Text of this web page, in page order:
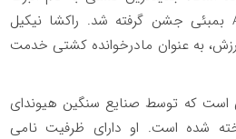
مرسک در پایانه های APM بمبئی جشن گرفته شد. راکشا نیکیل
به عنوان مادرخوانده کشتی خدمت
است که توسط صنایع سنگین هیوندای
شده است. او دارای ظرفیت نامی